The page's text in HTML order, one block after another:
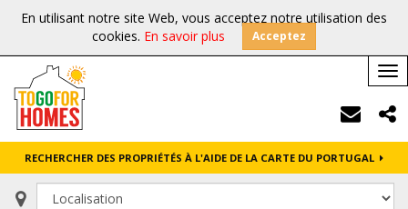
En utilisant notre site Web, vous acceptez notre utilisation des
cookies. En savoir plus Acceptez
RECHERCHER DES PROPRIÉTÉS À L'AIDE DE LA CARTE DU PORTUGAL